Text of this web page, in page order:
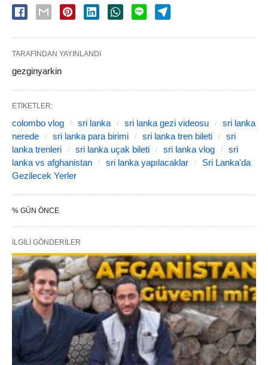
TARAFINDAN YAYINLANDI
gezginyarkin
ETIKETLER:
colombo vlog sri lanka sri lanka gezi videosu
sri lanka
nerede
sri lanka para birimi sri lanka tren bileti
sri
lanka trenleri
sri lanka uçak bileti sri lanka vlog
sri
lanka vs afghanistan
sri lanka yapılacaklar
Sri Lanka'da
Gezilecek Yerler
% GÜN ÖNCE
İLGILI GÖNDERILER